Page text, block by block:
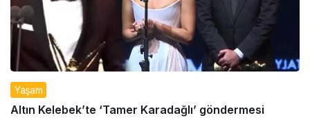
Yaşam
Altın Kelebek’te ‘Tamer Karadağlı’ göndermesi